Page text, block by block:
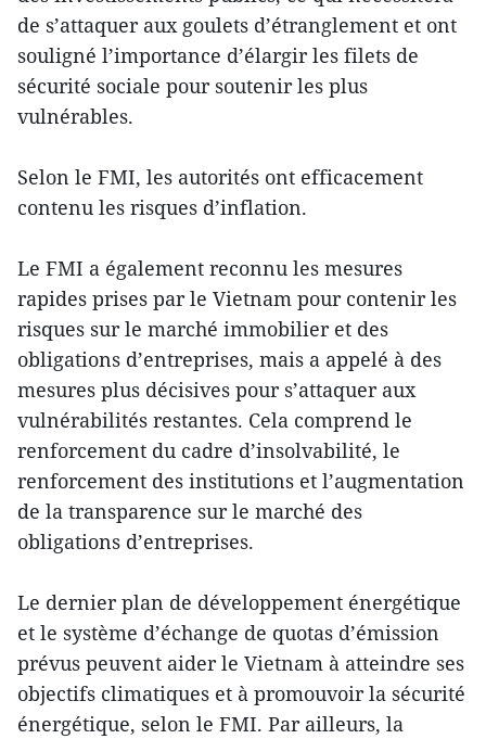
de s’attaquer aux goulets d’étranglement et ont
souligné l’importance d’élargir les filets de
sécurité sociale pour soutenir les plus
vulnérables.
Selon le FMI, les autorités ont efficacement
contenu les risques d’inflation.
Le FMI a également reconnu les mesures
rapides prises par le Vietnam pour contenir les
risques sur le marché immobilier et des
obligations d’entreprises, mais a appelé à des
mesures plus décisives pour s’attaquer aux
vulnérabilités restantes. Cela comprend le
renforcement du cadre d’insolvabilité, le
renforcement des institutions et l’augmentation
de la transparence sur le marché des
obligations d’entreprises.
Le dernier plan de développement énergétique
et le système d’échange de quotas d’émission
prévus peuvent aider le Vietnam à atteindre ses
objectifs climatiques et à promouvoir la sécurité
énergétique, selon le FMI. Par ailleurs, la